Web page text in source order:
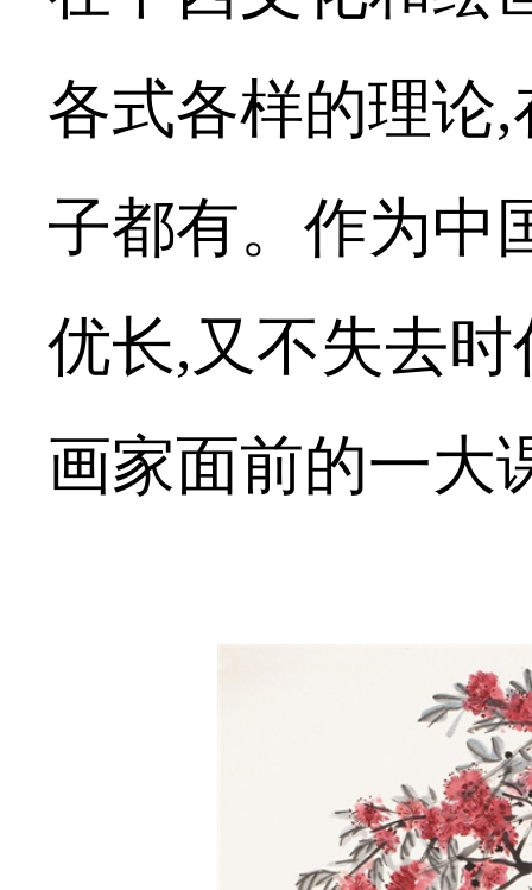
各式各样的理论,
子都有。作为中
优长,又不失去
画家面前的一大